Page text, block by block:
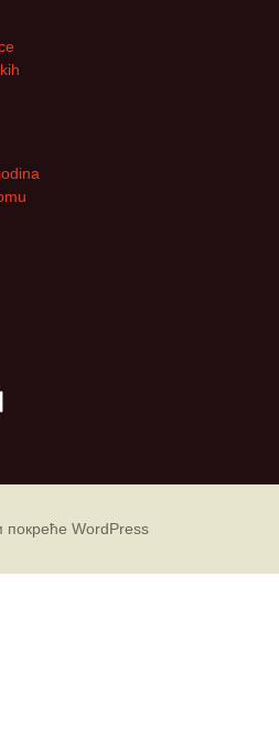
WordPress